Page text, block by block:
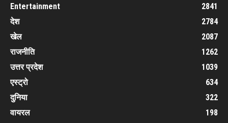
Entertainment
2841
देश
2784
खेल
2087
राजनीति
1262
उत्तर प्रदेश
1039
एस्ट्रो
634
दुनिया
322
वायरल
198